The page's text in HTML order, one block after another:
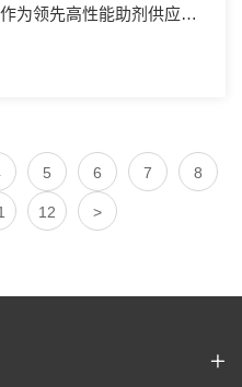
为领先高性能助剂供应
业机器人等领域的技术突
5 6 7 8
12 >